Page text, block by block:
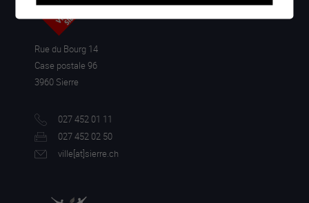
Rue du Bourg 14
Case postale 96
3960 Sierre
027 452 01 11
027 452 02 50
ville[at]sierre.ch